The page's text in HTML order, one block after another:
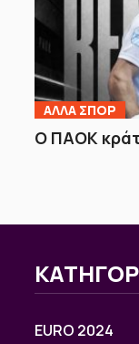
ΑΛΛΑ ΣΠΟΡ
Ο ΠΑΟΚ
EURO 2024